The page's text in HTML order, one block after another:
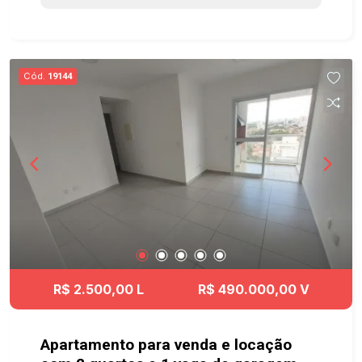
acesso a Dutra e anel viário. Agende a sua visita
agora mesmo. #Apartamento #Locacao #SJC
#geracaoimoveis #aptoSJC #elevador
Cód. 19144
R$ 2.500,00 L R$ 490.000,00 V
Apartamento para venda e locação